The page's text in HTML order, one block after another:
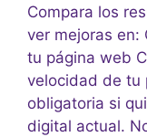
Compara los
ver mejoras en:
tu página web
velocidad de tu
obligatoria si
digital actual.